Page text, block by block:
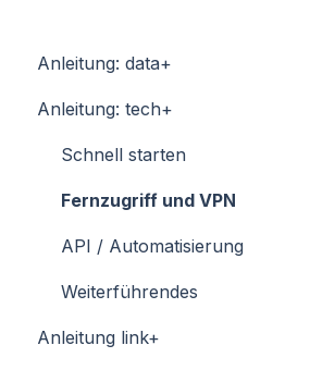
Anleitung: data+
Schnell starten
Fernzugriff und VPN
API / Automatisierungen
Weiterführendes
Anleitung: tech+
Schnell starten
Fernzugriff und VPN
API / Automatisierung
Weiterführendes
Anleitung link+